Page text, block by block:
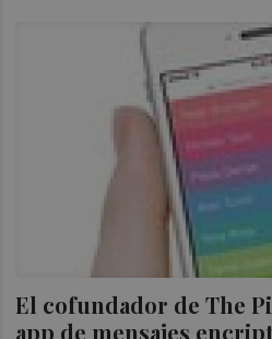
El cofundador de The
app de mensajes